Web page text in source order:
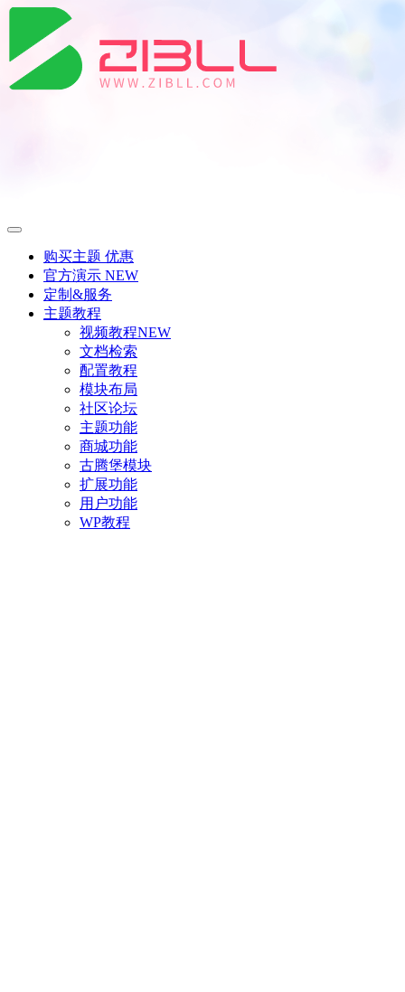
购买主题 优惠
官方演示 NEW
定制&服务
主题教程
视频教程NEW
文档检索
配置教程
模块布局
社区论坛
主题功能
商城功能
古腾堡模块
扩展功能
用户功能
WP教程